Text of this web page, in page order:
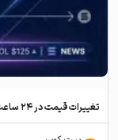
تغییرات قیمت در ۲۴ ساعت اخیر